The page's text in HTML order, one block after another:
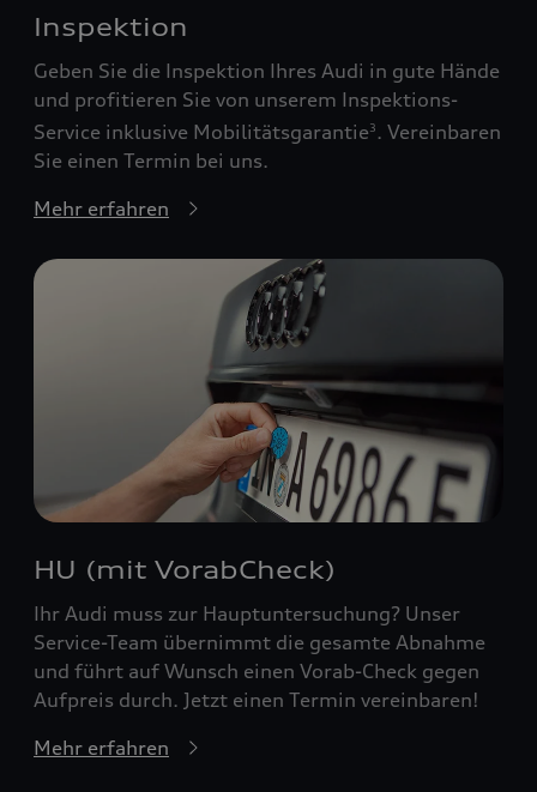
Inspektion
Geben Sie die Inspektion Ihres Audi in gute Hände
und profitieren Sie von unserem Inspektions-
Service inklusive Mobilitätsgarantie3 . Vereinbaren
Sie einen Termin bei uns.
Mehr erfahren
HU (mit VorabCheck)
Ihr Audi muss zur Hauptuntersuchung? Unser
Service-Team übernimmt die gesamte Abnahme
und führt auf Wunsch einen Vorab-Check gegen
Aufpreis durch. Jetzt einen Termin vereinbaren!
Mehr erfahren